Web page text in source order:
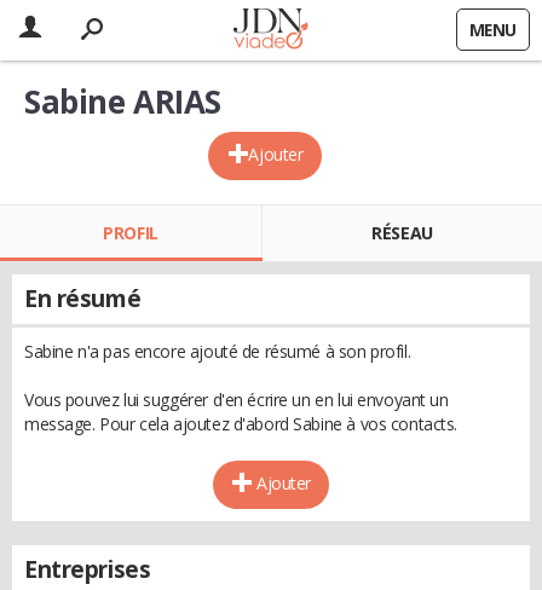
MENU
Ajouter
Sabine ARIAS
PROFIL RÉSEAU
En résumé
Sabine n'a pas encore ajouté de résumé à son profil.
Vous pouvez lui suggérer d'en écrire un en lui envoyant un
message. Pour cela ajoutez d'abord Sabine à vos contacts.
Ajouter
Entreprises